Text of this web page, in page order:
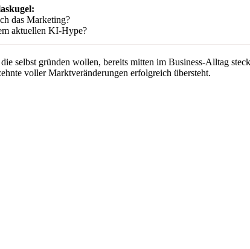
das Marketing?
aktuellen KI-Hype?
selbst gründen wollen, bereits mitten im Business-Alltag
voller Marktveränderungen erfolgreich übersteht.